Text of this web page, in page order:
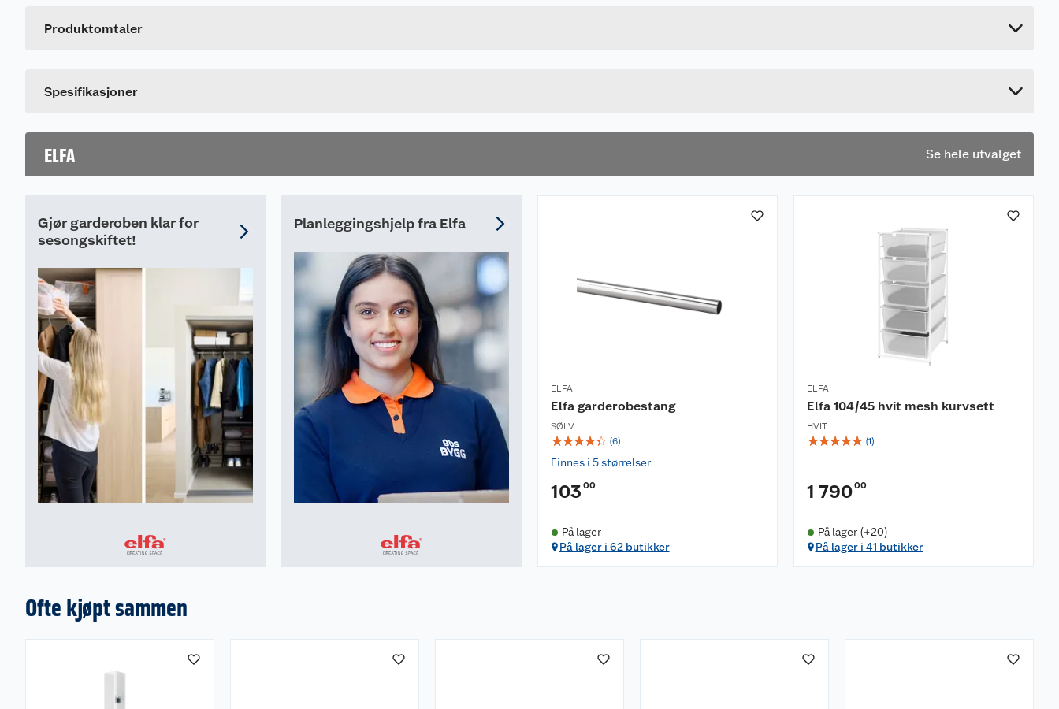
Produktomtaler
Spesifikasjoner
Leverandørens artikkelnummer
ELFA Se hele utvalget
Gjør garderoben klar for
sesongskiftet!
Planleggingshjelp fra Elfa
ELFA
Elfa garderobestang
SØLV
☆☆☆☆☆ (6)
Finnes i 5 størrelser
103 00
På lager
På lager i 62 butikker
ELFA
Elfa 104/45 hvit mesh kurvsett
HVIT
☆☆☆☆☆ (1)
1 79000
På lager (+20)
På lager i 41 butikker
Ofte kjøpt sammen